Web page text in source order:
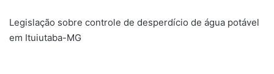
Legislação sobre controle de desperdício de água potável
em Ituiutaba-MG